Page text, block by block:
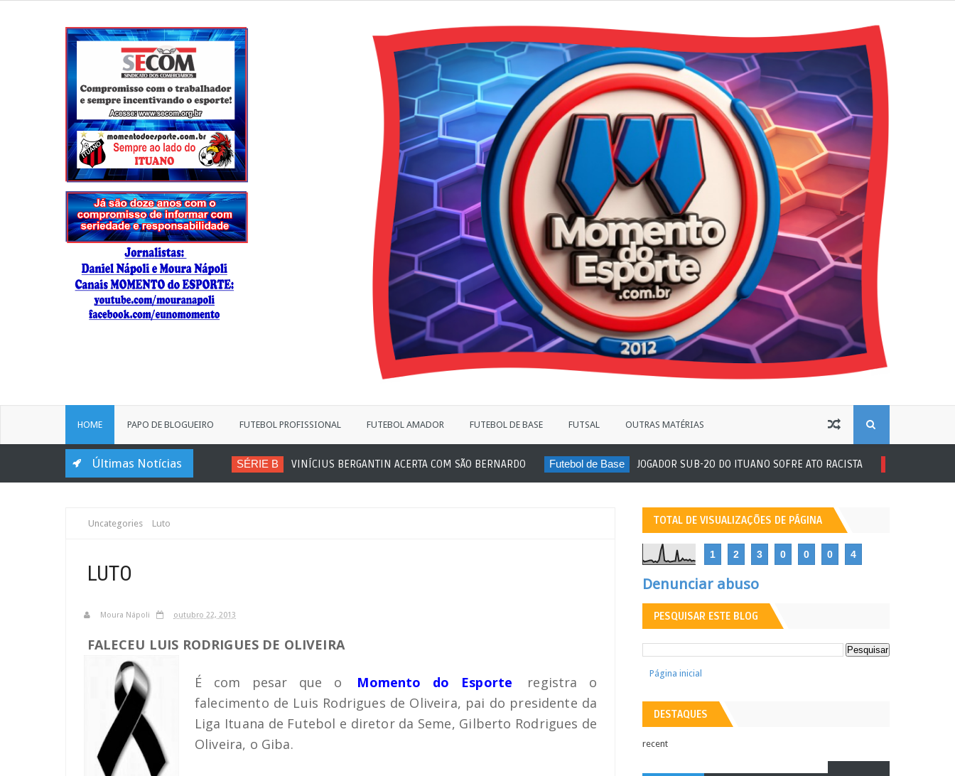
HOME PAPO DE BLOGUEIRO FUTEBOL PROFISSIONAL FUTEBOL AMADOR FUTEBOL DE BASE FUTSAL OUTRAS MATÉRIAS
Últimas Notícias SÉRIE B VINÍCIUS BERGANTIN ACERTA COM SÃO BERNARDO Futebol de Base JOGADOR SUB-20 DO ITUANO SOFRE ATO RACISTA
Uncategories Luto
LUTO
Moura Nápoli outubro 22, 2013
FALECEU LUIS RODRIGUES DE OLIVEIRA
É com pesar que o Momento do Esporte
registra o
falecimento de Luis Rodrigues de Oliveira, pai do presidente da
Liga Ituana de Futebol e diretor da Seme, Gilberto Rodrigues de
Oliveira, o Giba.
TOTAL DE VISUALIZAÇÕES DE PÁGINA
1 2 3 0 0 0 4
Denunciar abuso
PESQUISAR ESTE BLOG
Página inicial
DESTAQUES
recent